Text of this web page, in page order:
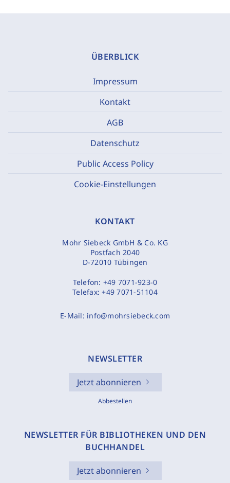
ÜBERBLICK
Impressum
Kontakt
AGB
Datenschutz
Public Access Policy
Cookie-Einstellungen
KONTAKT
Mohr Siebeck GmbH & Co. KG
Postfach 2040
D-72010 Tübingen
Telefon: +49 7071-923-0
Telefax:+49 7071-51104
E-Mail: info@mohrsiebeck.com
NEWSLETTER
Jetzt abonnieren
Abbestellen
NEWSLETTER FÜR BIBLIOTHEKEN UND DEN
BUCHHANDEL
Jetzt abonnieren